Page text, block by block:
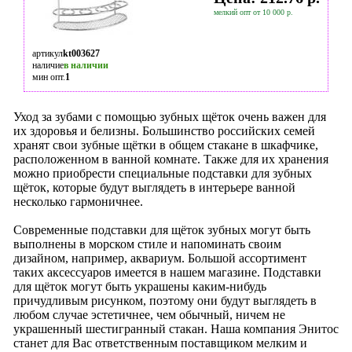
мелкий опт от 10 000 р.
артикулkt003627
наличиев наличии
мин опт.1
Уход за зубами с помощью зубных щёток очень важен для
их здоровья и белизны. Большинство российских семей
хранят свои зубные щётки в общем стакане в шкафчике,
расположенном в ванной комнате. Также для их хранения
можно приобрести специальные подставки для зубных
щёток, которые будут выглядеть в интерьере ванной
несколько гармоничнее.
Современные подставки для щёток зубных могут быть
выполнены в морском стиле и напоминать своим
дизайном, например, аквариум. Большой ассортимент
таких аксессуаров имеется в нашем магазине. Подставки
для щёток могут быть украшены каким-нибудь
причудливым рисунком, поэтому они будут выглядеть в
любом случае эстетичнее, чем обычный, ничем не
украшенный шестигранный стакан. Наша компания Энитос
станет для Вас ответственным поставщиком мелким и